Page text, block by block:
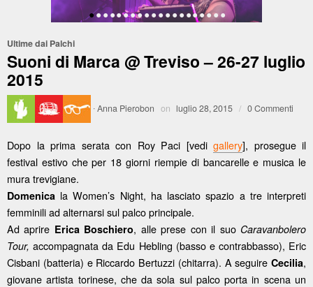
••••••••••••••••••••
Ultime dai Palchi
Suoni di Marca @ Treviso – 26-27 luglio
2015
·Anna Pierobon on luglio 28, 2015 / 0 Commenti
Dopo la prima serata con Roy Paci [vedi gallery], prosegue il
festival estivo che per 18 giorni riempie di bancarelle e musica le
mura trevigiane.
Domenica la Women’s Night, ha lasciato spazio a tre interpreti
femminili ad alternarsi sul palco principale.
Ad aprire Erica Boschiero, alle prese con il suo Caravanbolero
Tour, accompagnata da Edu Hebling (basso e contrabbasso), Eric
Cisbani (batteria) e Riccardo Bertuzzi (chitarra). A seguire Cecilia,
giovane artista torinese, che da sola sul palco porta in scena un